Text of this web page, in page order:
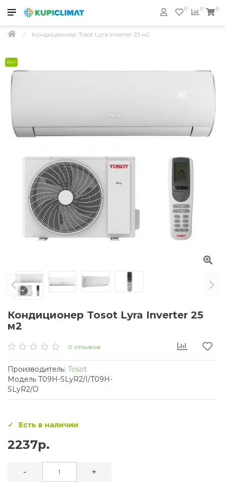
0
0 0
Кондиционер Tosot Lyra Inverter 25 м2
Хит
Кондиционер Tosot Lyra Inverter 25
м2
0 отзывов
Производитель: Tosot
Модель T09H-SLyR2/I/T09H-
SLyR2/O
Есть в наличии
2237р.
- +